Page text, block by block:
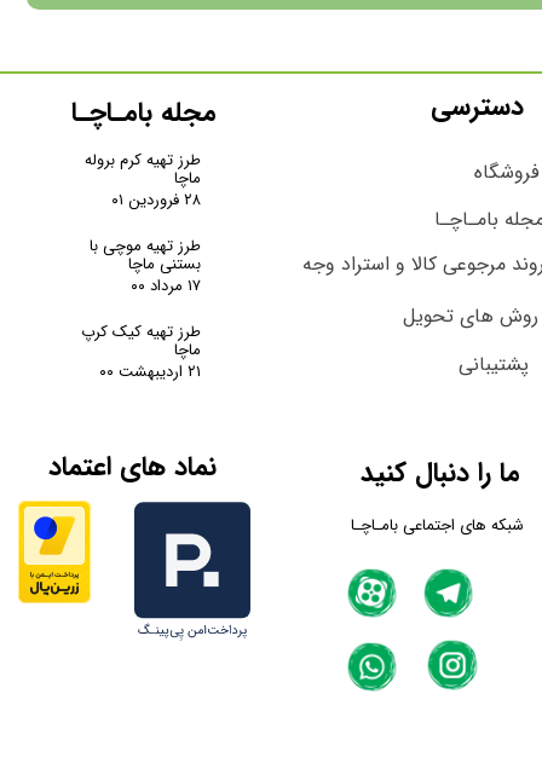
دسترسی
فروشگاه
بامـاچـا
پشتیبانی
روش های تحویل
مرجوعی کالا و استراد وجه
شبکه های اجتماعی بامـاچـا
ما را دنبال کنید
مجله بامـاچـا
طرز تهیه کرم بروله
ماچا
۲۸ فروردین ۰۱
طرز تهیه موچی با
بستنی ماچا
۱۷ مرداد ۰۰
طرز تهیه کیک کرپ
ماچا
۲۱ اردیبهشت ۰۰
نماد های اعتماد